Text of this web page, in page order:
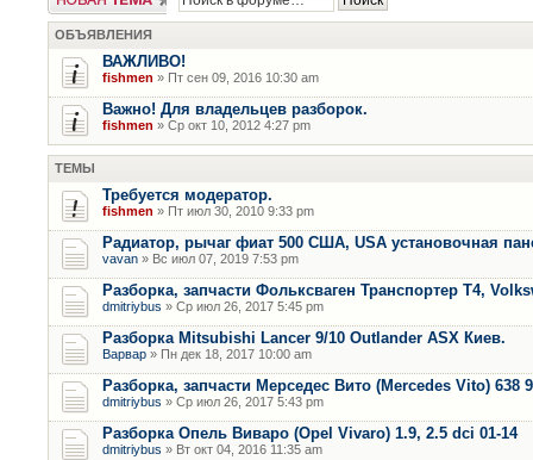
ОБЪЯВЛЕНИЯ
ВАЖЛИВО!
fishmen » Пт сен 09, 2016 10:30 am
Важно! Для владельцев разборок.
fishmen » Ср окт 10, 2012 4:27 pm
ТЕМЫ
Требуется модератор.
fishmen » Пт июл 30, 2010 9:33 pm
Радиатор, рычаг фиат 500 США, USA установочная
vavan » Вс июл 07, 2019 7:53 pm
Разборка, запчасти Фольксваген Транспортер Т4,
dmitriybus » Ср июл 26, 2017 5:45 pm
Разборка Mitsubishi Lancer 9/10 Outlander ASX Киев.
Варвар » Пн дек 18, 2017 10:00 am
Разборка, запчасти Мерседес Вито (Mercedes Vito) 638
dmitriybus » Ср июл 26, 2017 5:43 pm
Разборка Опель Виваро (Opel Vivaro) 1.9, 2.5 dci 01-14
dmitriybus » Вт окт 04, 2016 11:35 am